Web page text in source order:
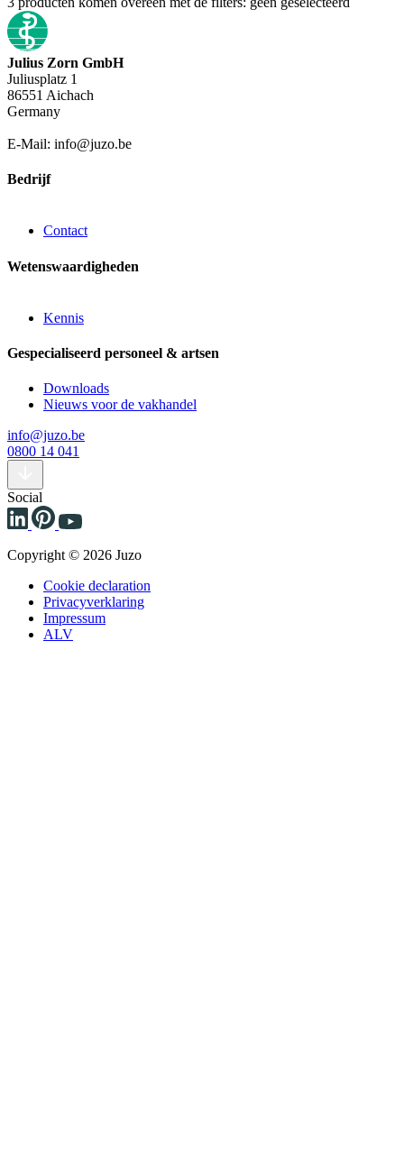
Julius Zorn GmbH
Juliusplatz 1
86551 Aichach
Germany
E-Mail: info@juzo.be
Bedrijf
Contact
Wetenswaardigheden
Kennis
Gespecialiseerd personeel & artsen
Downloads
Nieuws voor de vakhandel
info@juzo.be
0800 14 041
Social
Copyright © 2026 Juzo
Cookie declaration
Privacyverklaring
Impressum
ALV